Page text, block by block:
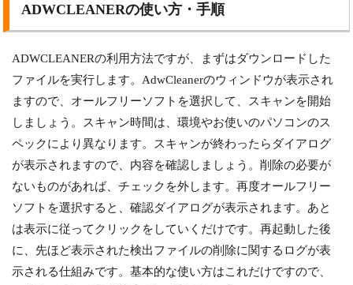
ADWCLEANERの使い方・手順
ADWCLEANERの利用方法ですが、まずはダウンロードした
ファイルを実行します。AdwCleanerのウィンドウが表示され
ますので、オールフリーソフトを選択して、スキャンを開始
しましょう。スキャン時間は、環境やお使いのパソコンのス
ペックにより異なります。スキャンが終わったらダイアログ
が表示されますので、内容を確認しましょう。削除の必要が
ないものがあれば、チェックを外します。再度オールフリー
ソフトを選択すると、確認ダイアログが表示されます。あと
は表示に従ってクリックをしていくだけです。再起動した後
に、先ほど表示された検出ファイルの削除に関するログが表
示される仕組みです。基本的な使い方はこれだけですので、